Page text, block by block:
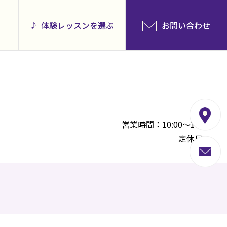
体験レッスンを選ぶ お問い合わせ
営業時間：10:00～18:00
定休日：